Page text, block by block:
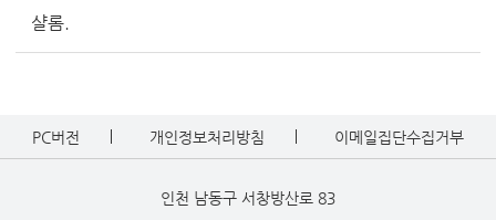
샬롬.
PC버전 개인정보처리방침 이메일집단수집거부
인천 남동구 서창방산로 83